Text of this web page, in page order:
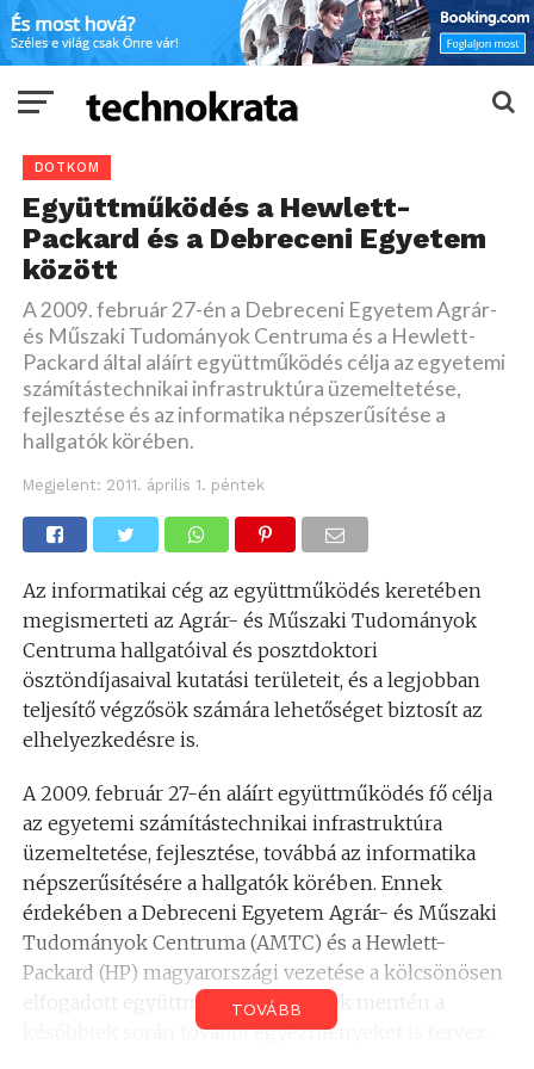
DOTKOM
Együttműködés a Hewlett-
Packard és a Debreceni Egyetem
között
A 2009. február 27-én a Debreceni Egyetem Agrár-
és Műszaki Tudományok Centruma és a Hewlett-
Packard által aláírt együttműködés célja az egyetemi
számítástechnikai infrastruktúra üzemeltetése,
fejlesztése és az informatika népszerűsítése a
hallgatók körében.
Megjelent: 2011. április 1. péntek
Az informatikai cég az együttműködés keretében
megismerteti az Agrár- és Műszaki Tudományok
Centruma hallgatóival és posztdoktori
ösztöndíjasaival kutatási területeit, és a legjobban
teljesítő végzősök számára lehetőséget biztosít az
elhelyezkedésre is.
A 2009. február 27-én aláírt együttműködés fő célja
az egyetemi számítástechnikai infrastruktúra
üzemeltetése, fejlesztése, továbbá az informatika
népszerűsítésére a hallgatók körében. Ennek
érdekében a Debreceni Egyetem Agrár- és Műszaki
Tudományok Centruma (AMTC) és a Hewlett-
Packard (HP) magyarországi vezetése a kölcsönösen
elfogadott együttműködési irányok mentén a
későbbiek során további egyezményeket is tervez.
TOVÁBB